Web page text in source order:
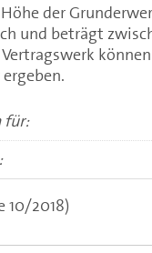
der
und beträgt
für:
10/2018)